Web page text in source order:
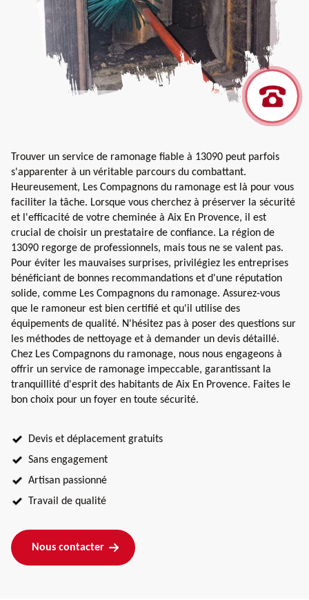
Trouver un service de ramonage fiable à 13090 peut parfois
s'apparenter à un véritable parcours du combattant.
Heureusement, Les Compagnons du ramonage est là pour vous
faciliter la tâche. Lorsque vous cherchez à préserver la sécurité
et l'efficacité de votre cheminée à Aix En Provence, il est
crucial de choisir un prestataire de confiance. La région de
13090 regorge de professionnels, mais tous ne se valent pas.
Pour éviter les mauvaises surprises, privilégiez les entreprises
bénéficiant de bonnes recommandations et d'une réputation
solide, comme Les Compagnons du ramonage. Assurez-vous
que le ramoneur est bien certifié et qu'il utilise des
équipements de qualité. N'hésitez pas à poser des questions sur
les méthodes de nettoyage et à demander un devis détaillé.
Chez Les Compagnons du ramonage, nous nous engageons à
offrir un service de ramonage impeccable, garantissant la
tranquillité d'esprit des habitants de Aix En Provence. Faites le
bon choix pour un foyer en toute sécurité.
Devis et déplacement gratuits
Sans engagement
Artisan passionné
Travail de qualité
Nous contacter